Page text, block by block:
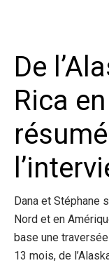
De
Rica
Dana et Stéphane
Nord et en
base une
13 mois, de